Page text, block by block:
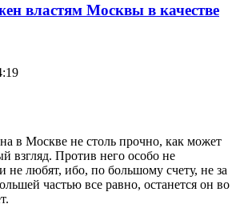
властям Москвы в качестве
в Москве не столь прочно, как может
взгляд. Против него особо не
не любят, ибо, по большому счету, не за
частью все равно, останется он во